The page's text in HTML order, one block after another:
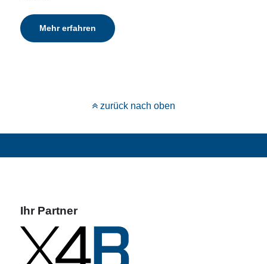
Mehr erfahren
zurück nach oben
Ihr Partner